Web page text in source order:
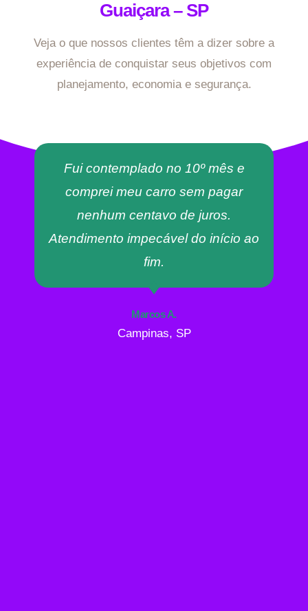
Guaiçara – SP
Veja o que nossos clientes têm a dizer sobre a
experiência de conquistar seus objetivos com
planejamento, economia e segurança.
Fui contemplado no 10º mês e
comprei meu carro sem pagar
nenhum centavo de juros.
Atendimento impecável do início ao
fim.
Marcos A.
Campinas, SP